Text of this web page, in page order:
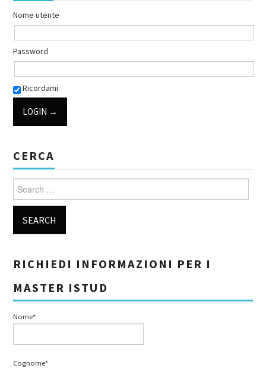
Nome utente
Password
Ricordami
CERCA
Search for:
RICHIEDI INFORMAZIONI PER I
MASTER ISTUD
Nome*
Cognome*